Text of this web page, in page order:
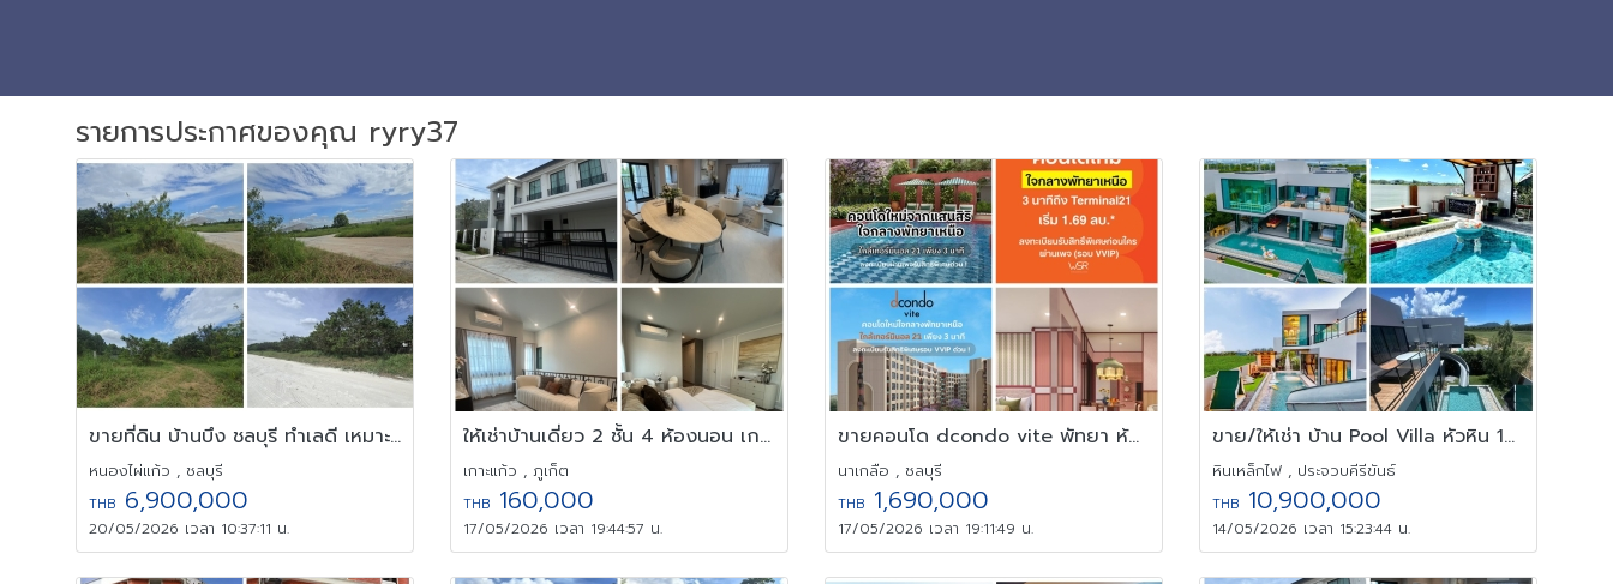
รายการประกาศของคุณ ryry37
ขายที่ดิน บ้านบึง ชลบุรี ทำเลดี เหมาะลงทุน เนื้อที่ 5 ไร่ 1 งาน
หนองไผ่แก้ว , ชลบุรี
THB 6,900,000
20/05/2026 เวลา 10:37:11 น.
ให้เช่าบ้านเดี่ยว 2 ชั้น 4 ห้องนอน เกาะแก้ว ภูเก็ต ทำเลดีสงบ
เกาะแก้ว , ภูเก็ต
THB 160,000
17/05/2026 เวลา 19:44:57 น.
ขายคอนโด dcondo vite พัทยา ห้องแต่งครบ ได้เฟอร์นิเจอร์ครบ
นาเกลือ , ชลบุรี
THB 1,690,000
17/05/2026 เวลา 19:11:49 น.
ขาย/ให้เช่า บ้าน Pool Villa หัวหิน 100 ตรว. ขนาด 4 ห้องนอน
หินเหล็กไฟ , ประจวบคีรีขันธ์
THB 10,900,000
14/05/2026 เวลา 15:23:44 น.